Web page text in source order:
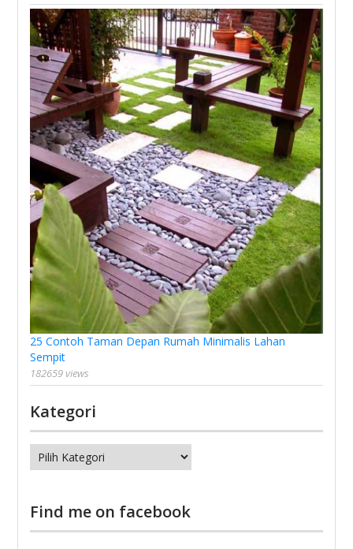
25 Contoh Taman Depan Rumah Minimalis Lahan
Sempit
182659 views
Kategori
Kategori
Find me on facebook